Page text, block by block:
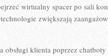
wirtualny spacer po sali
zwiększają
obsługi klienta poprzez